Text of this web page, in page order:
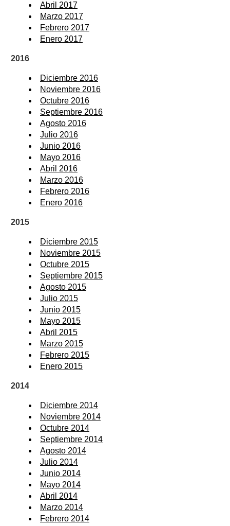
Abril 2017
Marzo 2017
Febrero 2017
Enero 2017
2016
Diciembre 2016
Noviembre 2016
Octubre 2016
Septiembre 2016
Agosto 2016
Julio 2016
Junio 2016
Mayo 2016
Abril 2016
Marzo 2016
Febrero 2016
Enero 2016
2015
Diciembre 2015
Noviembre 2015
Octubre 2015
Septiembre 2015
Agosto 2015
Julio 2015
Junio 2015
Mayo 2015
Abril 2015
Marzo 2015
Febrero 2015
Enero 2015
2014
Diciembre 2014
Noviembre 2014
Octubre 2014
Septiembre 2014
Agosto 2014
Julio 2014
Junio 2014
Mayo 2014
Abril 2014
Marzo 2014
Febrero 2014